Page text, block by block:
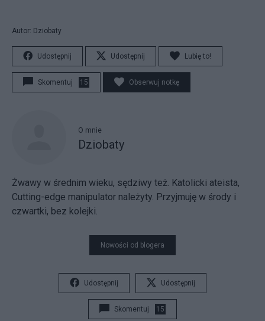
Autor: Dziobaty
Udostępnij Udostępnij Lubię to!
Skomentuj 15 Obserwuj notkę
O mnie
Dziobaty
Żwawy w średnim wieku, sędziwy też. Katolicki ateista,
Cutting-edge manipulator należyty. Przyjmuję w środy i
czwartki, bez kolejki.
Nowości od blogera
Udostępnij Udostępnij
Skomentuj 15